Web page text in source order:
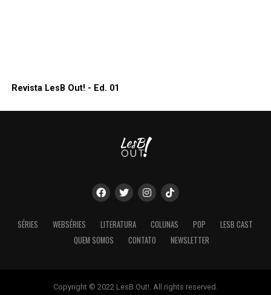
Revista LesB Out! - Ed. 01
SÉRIES WEBSÉRIES LITERATURA COLUNAS POP
LESB CAST
QUEM SOMOS
CONTATO NEWSLETTER
Copyright © 2022 LesB Out!. All rights reserved.